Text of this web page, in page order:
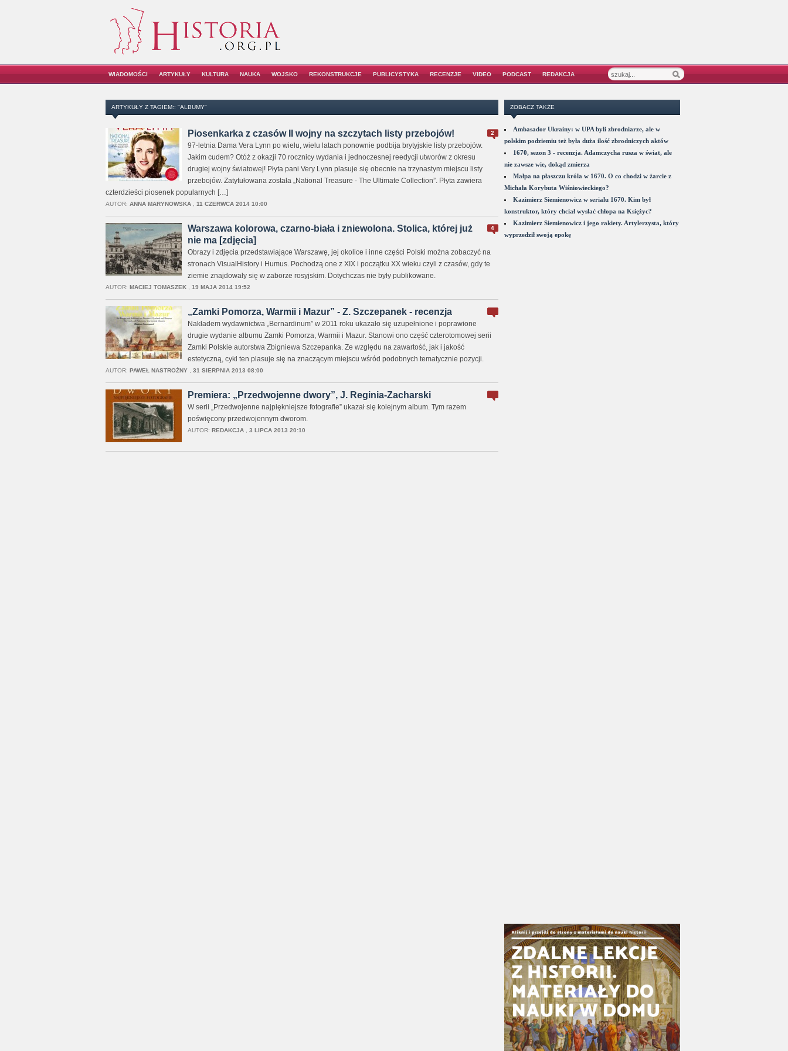
WIADOMOŚCI ARTYKUŁY KULTURA NAUKA WOJSKO REKONSTRUKCJE PUBLICYSTYKA RECENZJE VIDEO PODCAST REDAKCJA
ARTYKUŁY Z TAGIEM:: "ALBUMY"
2
Piosenkarka z czasów II wojny na szczytach listy przebojów!
97-letnia Dama Vera Lynn po wielu, wielu latach ponownie podbija brytyjskie listy przebojów.
Jakim cudem? Otóż z okazji 70 rocznicy wydania i jednoczesnej reedycji utworów z okresu
drugiej wojny światowej! Płyta pani Very Lynn plasuje się obecnie na trzynastym miejscu listy
przebojów. Zatytułowana została „National Treasure - The Ultimate Collection”. Płyta zawiera
czterdzieści piosenek popularnych […]
AUTOR: ANNA MARYNOWSKA, 11 CZERWCA 2014 10:00
4
Warszawa kolorowa, czarno-biała i zniewolona. Stolica, której już
nie ma [zdjęcia]
Obrazy i zdjęcia przedstawiające Warszawę, jej okolice i inne części Polski można zobaczyć na
stronach VisualHistory i Humus. Pochodzą one z XIX i początku XX wieku czyli z czasów, gdy te
ziemie znajdowały się w zaborze rosyjskim. Dotychczas nie były publikowane.
AUTOR: MACIEJ TOMASZEK, 19 MAJA 2014 19:52
„Zamki Pomorza, Warmii i Mazur” - Z. Szczepanek - recenzja
Nakładem wydawnictwa „Bernardinum” w 2011 roku ukazało się uzupełnione i poprawione
drugie wydanie albumu Zamki Pomorza, Warmii i Mazur. Stanowi ono część czterotomowej serii
Zamki Polskie autorstwa Zbigniewa Szczepanka. Ze względu na zawartość, jak i jakość
estetyczną, cykl ten plasuje się na znaczącym miejscu wśród podobnych tematycznie pozycji.
AUTOR: PAWEŁ NASTROŻNY, 31 SIERPNIA 2013 08:00
Premiera: „Przedwojenne dwory”, J. Reginia-Zacharski
W serii „Przedwojenne najpiękniejsze fotografie” ukazał się kolejnym album. Tym razem
poświęcony przedwojennym dworom.
AUTOR: REDAKCJA, 3 LIPCA 2013 20:10
ZOBACZ TAKŻE
Ambasador Ukrainy: w UPA byli zbrodniarze, ale w
polskim podziemiu też była duża ilość zbrodniczych aktów
1670, sezon 3 - recenzja. Adamczycha rusza w świat, ale
nie zawsze wie, dokąd zmierza
Małpa na płaszczu króla w 1670. O co chodzi w żarcie z
Michała Korybuta Wiśniowieckiego?
Kazimierz Siemienowicz w serialu 1670. Kim był
konstruktor, który chciał wysłać chłopa na Księżyc?
Kazimierz Siemienowicz i jego rakiety. Artylerzysta, który
wyprzedził swoją epokę